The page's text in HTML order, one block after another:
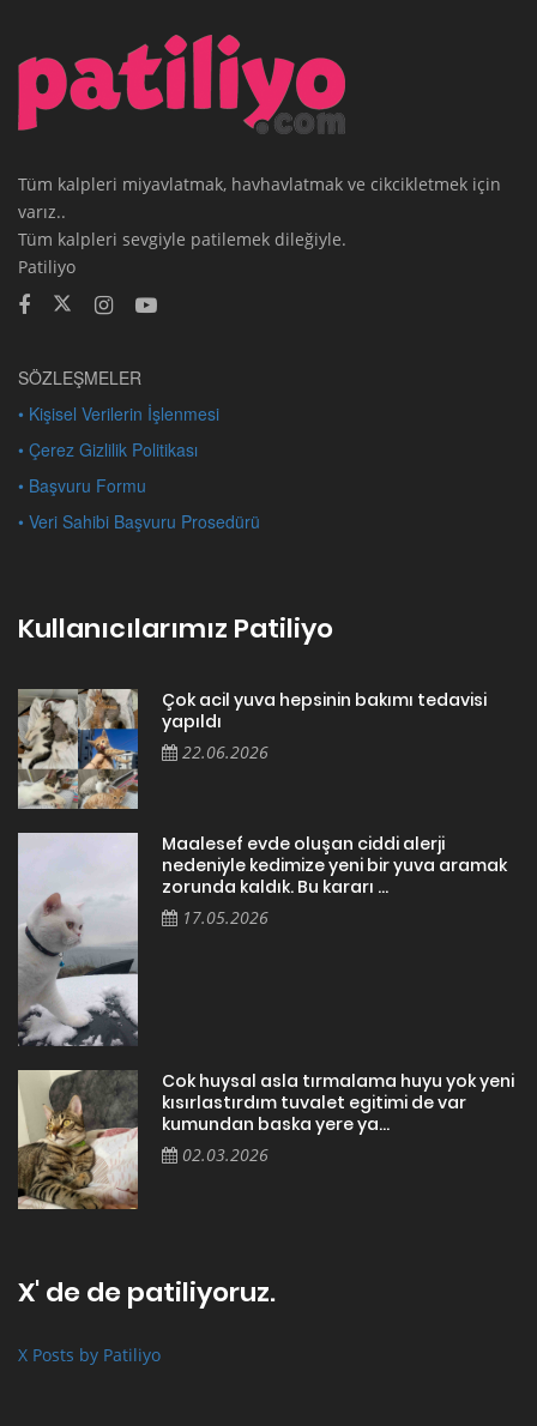
Tüm kalpleri miyavlatmak, havhavlatmak ve cikcikletmek için
varız..
Tüm kalpleri sevgiyle patilemek dileğiyle.
Patiliyo
SÖZLEŞMELER
• Kişisel Verilerin İşlenmesi
• Çerez Gizlilik Politikası
• Başvuru Formu
• Veri Sahibi Başvuru Prosedürü
Kullanıcılarımız Patiliyo
Çok acil yuva hepsinin bakımı tedavisi
yapıldı
22.06.2026
Maalesef evde oluşan ciddi alerji
nedeniyle kedimize yeni bir yuva aramak
zorunda kaldık. Bu kararı ...
17.05.2026
Cok huysal asla tırmalama huyu yok yeni
kısırlastırdım tuvalet egitimi de var
kumundan baska yere ya...
02.03.2026
X' de de patiliyoruz.
X Posts by Patiliyo